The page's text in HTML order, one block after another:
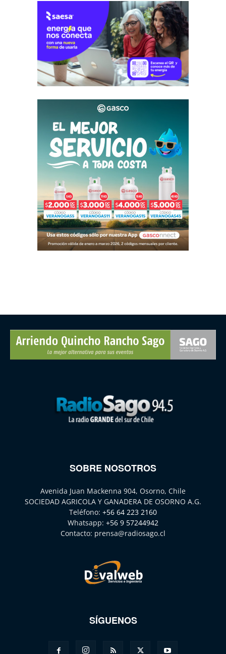
SOBRE NOSOTROS
Avenida Juan Mackenna 904, Osorno, Chile
SOCIEDAD AGRICOLA Y GANADERA DE OSORNO A.G.
Teléfono: +56 64 223 2160
Whatsapp: +56 9 57244942
Contacto: prensa@radiosago.cl
SÍGUENOS